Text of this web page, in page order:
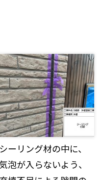
シーリング材の中に、
気泡が入らないよう、